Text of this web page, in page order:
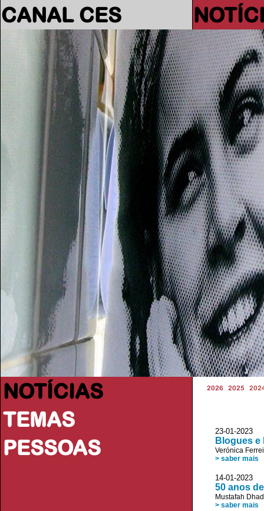
CANAL CES
NOTÍCIAS
TEMAS
PESSOAS
2026 2025
23-01-2023
Blogues
Verónica
> saber mais
14-01-
50 anos
Mustafah
> saber mais